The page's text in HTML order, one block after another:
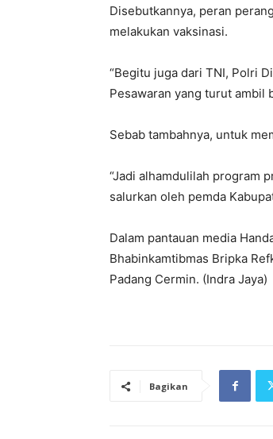
Disebutkannya, peran
melakukan vaksinasi.
“Begitu juga dari TNI, Polri
Pesawaran yang turut ambil
Sebab tambahnya, untuk
“Jadi alhamdulilah program
salurkan oleh pemda
Dalam pantauan media
Bhabinkamtibmas Bripka
Padang Cermin. (Indra Jaya)
Bagikan